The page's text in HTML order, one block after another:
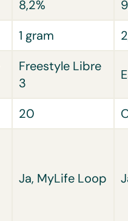
8,2%
1 gram
Freestyle Libre
3
20
Ja, MyLife Loop